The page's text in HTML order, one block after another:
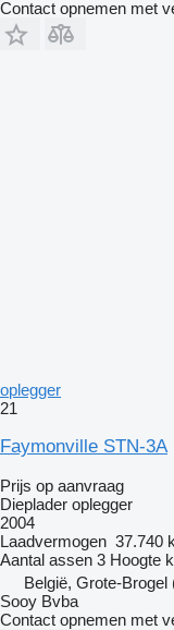
Contact opnemen met
oplegger
21
Faymonville STN-3A
Prijs op aanvraag
Dieplader oplegger
2004
Laadvermogen 37.740
Aantal assen 3 Hoogte
België, Grote-Brogel
Sooy Bvba
Contact opnemen met